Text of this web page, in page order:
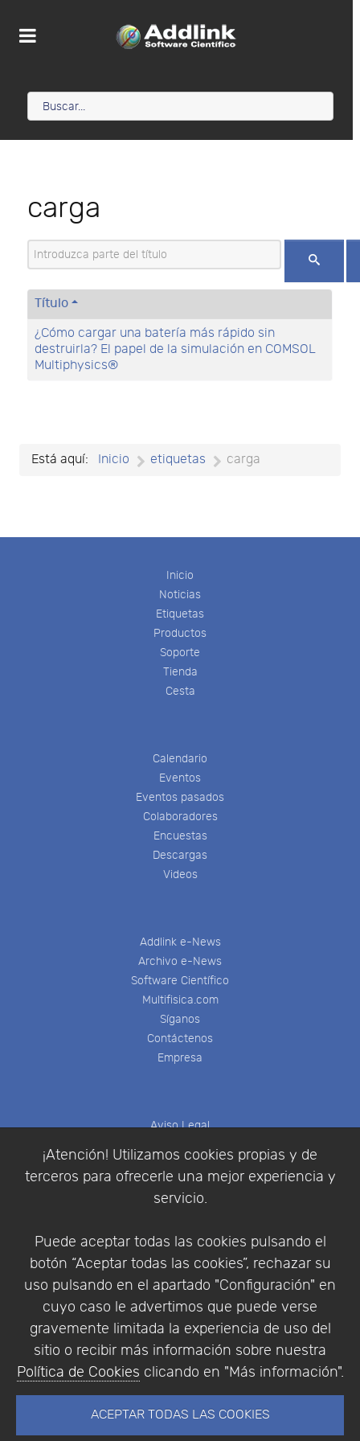
¡Atención! Utilizamos cookies propias y de
terceros para ofrecerle una mejor experiencia y
servicio.
Puede aceptar todas las cookies pulsando el
botón “Aceptar todas las cookies”, rechazar su
uso pulsando en el apartado "Configuración" en
cuyo caso le advertimos que puede verse
gravemente limitada la experiencia de uso del
sitio o recibir más información sobre nuestra
Política de Cookies clicando en "Más información".
ACEPTAR TODAS LAS COOKIES
carga
Introduzca parte del título
Título
¿Cómo cargar una batería más rápido sin
destruirla? El papel de la simulación en COMSOL
Multiphysics®
Está aquí: Inicio etiquetas carga
Inicio
Noticias
Etiquetas
Productos
Soporte
Tienda
Cesta
Calendario
Eventos
Eventos pasados
Colaboradores
Encuestas
Descargas
Videos
Addlink e-News
Archivo e-News
Software Científico
Multifisica.com
Síganos
Contáctenos
Empresa
Aviso Legal
Política de Privacidad
Condiciones de compra
Identificarse
Empresa|Aviso Legal| Política de Privacidad |
Política de Cookies
© Copyright 1994 - 2026. Addlink Software
Científico, S.L.
Portugal.